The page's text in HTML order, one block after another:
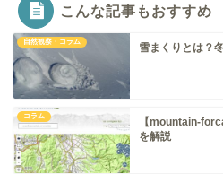
こんな記事もおすすめ
自然観察・コラム 雪まくりとは？
コラム
【mountain-
を解説